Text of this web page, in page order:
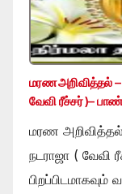
மரண அறிவித்தல் –
வேவி ரீச்சர் )–
மரண அறிவித்தல்
நடராஜா ( வேவி
பிறப்பிடமாகவும்